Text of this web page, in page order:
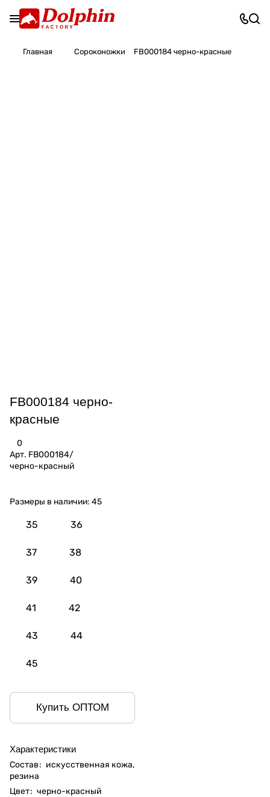
Главная Сороконожки FB000184 черно-красные
FB000184 черно-
красные
0
Арт. FB000184/
черно-красный
Размеры в наличии: 45
35 36
37 38
39 40
41 42
43 44
45
Купить ОПТОМ
Характеристики
Состав: искусственная кожа,
резина
Цвет: черно-красный